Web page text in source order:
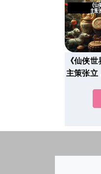
《仙侠
主策张立